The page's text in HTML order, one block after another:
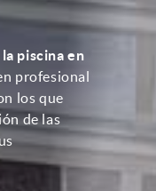
piscina en
profesional
los que
de las